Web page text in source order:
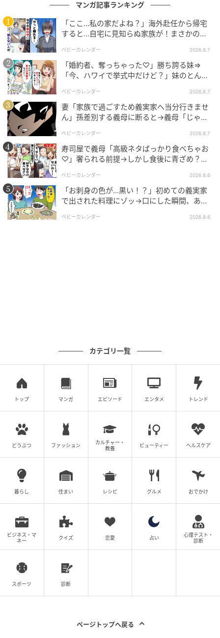
クリエイター情報
ベビーカレンダー
ベビーカレンダーは妊娠・出産・育児の情報サイト
です。みんなのクチコミや体験談から産婦人科検
索、おでかけ情報、離乳食レシピまで。月間利用者1
000万人以上。
作品をもっとみる
の記事をもっとみる
マンガ記事ランキング
「ここ…私の家だよね？」海外赴任から帰宅
すると…自宅に見知らぬ家族が！まさかの真
ベビーカレンダー 2026.8.7
「婚約者、奪っちゃった♡」勝ち誇る妹⇒
「今、ハワイで挙式中だけど？」妹のとんで
ベビーカレンダー 2026.8.7
妻「家族で過ごすため義実家へ当分行きませ
ん」孫差別する義母に断ると→義母「じゃ
ベビーカレンダー 2026.8.7
寿司屋で義母「高級ネタばっかり食べちゃお
♡」奢られる前提→しかし食後に青ざめ？通
ベビーカレンダー 2026.8.6
「お刺身の色が…黒い！？」初めての義実家
で出された料理にゾッ→口にした瞬間、あ
ベビーカレンダー 2026.8.6
カテゴリ一覧
トップ マンガ エピソード エンタメ トレンド
どうぶつ ファッション
カルチャー・
教養
ビューティー ヘルスケア
暮らし 住まい レシピ グルメ おでかけ
ビジネス・マ
ネー
クイズ 恋愛 占い
心理テスト・
診断
スポーツ 診断
ページトップへ戻る